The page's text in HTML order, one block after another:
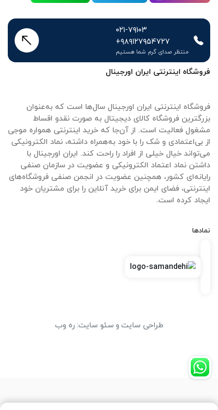
فروشگاه اینترنتی ایران اورجینال
فروشگاه اینترنتی ایران اورجینال سال‌ها است که به‌عنوان
بزرگترین فروشگاه کالای دیجیتال به صورت نقدو اقساط
مشغول فعالیت است. از آن‌جا که خرید اینترنتی همواره موجی
از بی‌اعتمادی و شک را با خود به‌همراه داشته، نماد الکترونیکی
می‌تواند خیال خیلی از افراد را راحت کند. ایران اورجینال با
داشتن نماد اعتماد الکترونیکی و عضویت در سازمان صنفی
رایانه‌ای کشور، همچنین عضویت در انجمن صنفی فروشگاه‌های
اینترنتی، فضای ایمن برای خرید آنلاین را برای مشتریان خود
ایجاد کرده است.
نمادها
۰۲۱-۷۹۱۰۳
+۹۸۹۱۲۷۹۵۴۷۲۷
منتظر صدای گرم شما هستیم
طراحی سایت و سئو سایت: ره وب